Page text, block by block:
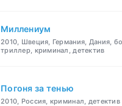
Миллениум
2010, Швеция, Германия, Дания,
триллер, криминал, детектив
Погоня за тенью
2010, Россия, криминал, детектив